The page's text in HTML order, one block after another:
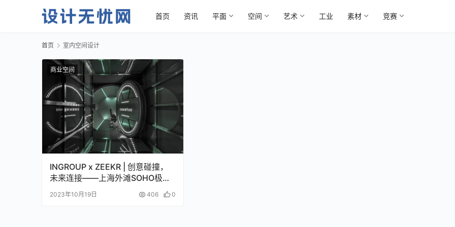
首页 资讯 平面 空间 艺术 工业 素材 竞赛
首页 室内空间设计
商业空间
INGROUP x ZEEKR | 创意碰撞，
未来连接——上海外滩SOHO极氪
中心设计
2023年10月19日 406 0